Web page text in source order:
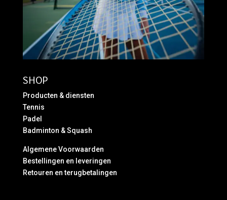
SHOP
Producten & diensten
Tennis
Padel
Badminton & Squash
Algemene Voorwaarden
Bestellingen en leveringen
Retouren en terugbetalingen